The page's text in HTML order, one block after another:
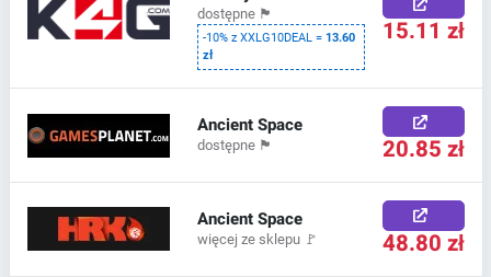
dostępne 🏴
-10% z XXLG10DEAL =13.60
zł
15.11 zł
Ancient Space
dostępne 🏴 20.85 zł
Ancient Space
więcej ze sklepu 🚩 48.80 zł